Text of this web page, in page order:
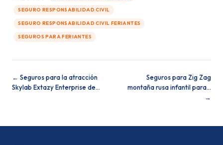
SEGURO RESPONSABILIDAD CIVIL
SEGURO RESPONSABILIDAD CIVIL FERIANTES
SEGUROS PARA FERIANTES
← Seguros para la atracción
Skylab Extazy Enterprise de…
Seguros para Zig Zag
montaña rusa infantil para…
→